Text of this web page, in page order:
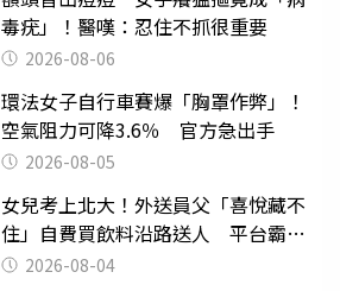
毒疣」！醫嘆：忍住不抓很重要
2026-08-06
環法女子自行車賽爆「胸罩作弊」！
空氣阻力可降3.6％ 官方急出手
2026-08-05
女兒考上北大！外送員父「喜悅藏不
住」自費買飲料沿路送人 平台霸氣
幫付學費
2026-08-04